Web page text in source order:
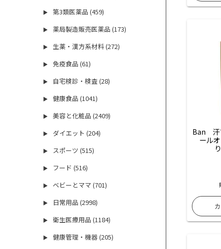
▶ 第3類医薬品 (459)
▶ 薬局製造販売医薬品 (173)
▶ 生薬・漢方系材料 (272)
▶ 免疫食品 (61)
▶ 自宅検診・検査 (28)
▶ 健康食品 (1041)
▶ 美容と化粧品 (2409)
▶ ダイエット (204)
▶ スポーツ (515)
▶ フード (516)
▶ ベビーとママ (701)
▶ 日常用品 (2998)
▶ 衛生医療用品 (1184)
▶ 健康管理・機器 (205)
Ban　
ール